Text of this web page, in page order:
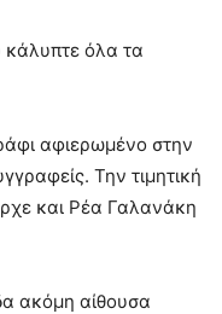
όλα τα
αφιερωμένο στην
Την τιμητική
και Ρέα Γαλανάκη
ακόμη αίθουσα